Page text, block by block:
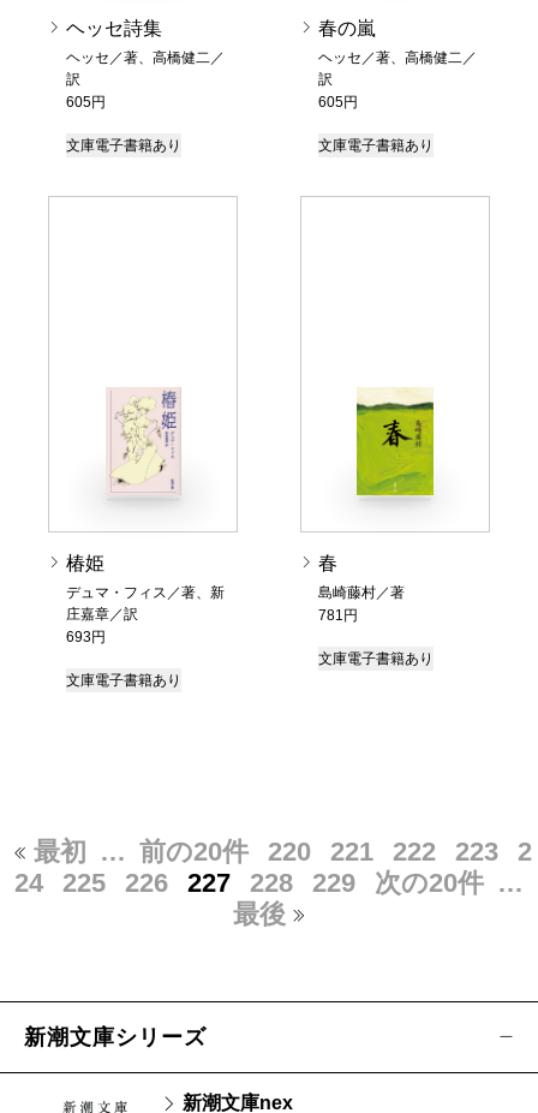
ヘッセ詩集
ヘッセ／著、高橋健二／
訳
605円
文庫電子書籍あり
春の嵐
ヘッセ／著、高橋健二／
訳
605円
文庫電子書籍あり
椿姫
デュマ・フィス／著、新
庄嘉章／訳
693円
文庫電子書籍あり
春
島崎藤村／著
781円
文庫電子書籍あり
最初 … 前の20件 220 221 222 223
2
24
225 226 227 228 229 次の20件 …
最後
新潮文庫シリーズ
新潮文庫nex